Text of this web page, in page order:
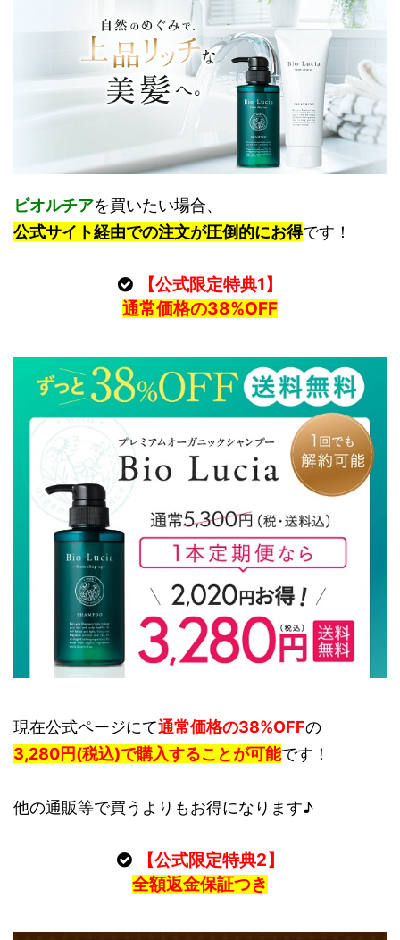
ビオルチアを買いたい場合、
公式サイト経由での注文が圧倒的にお得です！
【公式限定特典1】
通常価格の38%OFF
現在公式ページにて通常価格の38%OFFの
3,280円(税込)で購入することが可能です！
他の通販等で買うよりもお得になります♪
【公式限定特典2】
全額返金保証つき